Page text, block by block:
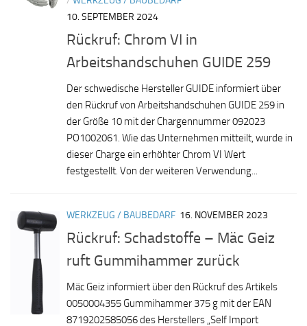
10. SEPTEMBER 2024
Rückruf: Chrom VI in
Arbeitshandschuhen GUIDE 259
Der schwedische Hersteller GUIDE informiert über
den Rückruf von Arbeitshandschuhen GUIDE 259 in
der Größe 10 mit der Chargennummer 092023
PO1002061. Wie das Unternehmen mitteilt, wurde in
dieser Charge ein erhöhter Chrom VI Wert
festgestellt. Von der weiteren Verwendung...
WERKZEUG / BAUBEDARF 16. NOVEMBER 2023
Rückruf: Schadstoffe – Mäc Geiz
ruft Gummihammer zurück
Mäc Geiz informiert über den Rückruf des Artikels
0050004355 Gummihammer 375 g mit der EAN
8719202585056 des Herstellers „Self Import